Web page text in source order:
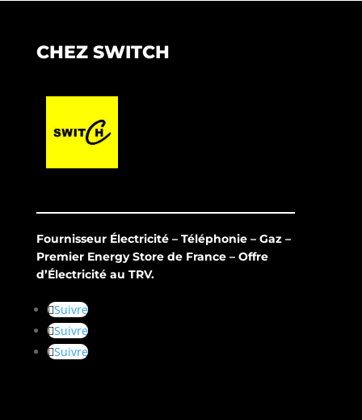
CHEZ SWITCH
Fournisseur Électricité – Téléphonie – Gaz –
Premier Energy Store de France – Offre
d’Électricité au TRV.
Suivre
Suivre
Suivre